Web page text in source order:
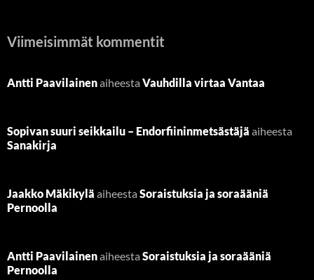
Viimeisimmät kommentit
Antti Paavilainenaiheesta Vauhdilla virtaa Vantaa
Sopivan suuri seikkailu – Endorfiininmetsästäjä aiheesta
Sanakirja
Jaakko Mäkikylä aiheesta Soraistuksia ja soraääniä
Pernoolla
Antti Paavilainenaiheesta Soraistuksia ja soraääniä
Pernoolla